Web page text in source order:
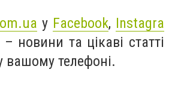
у Facebook, Instagra
– новини та цікаві статті
телефоні.